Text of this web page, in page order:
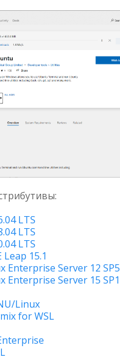
LTS
LTS
LTS
Leap 15.1
Enterprise Server 12 SP5
Enterprise Server 15 SP1
Linux
for WSL